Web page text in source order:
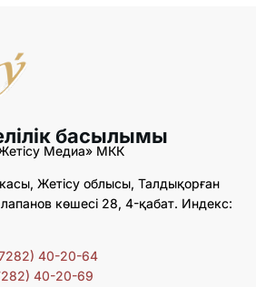
басылымы
Медиа» МКК
Жетісу облысы, Талдықорған
көшесі 28, 4-қабат. Индекс:
40-20-64
40-20-69